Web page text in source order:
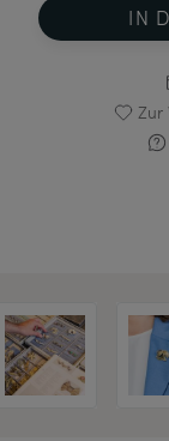
IN
Zur